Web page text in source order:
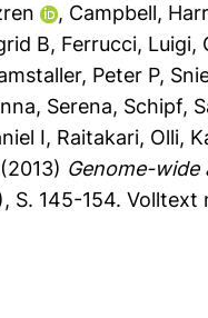
, Campbell,
B, Ferrucci, Luigi,
Peter P,
Serena, Schipf,
I, Raitakari, Olli,
(2013) Genome-
S. 145-154.Volltext